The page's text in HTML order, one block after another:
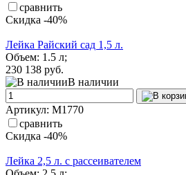
сравнить
Скидка -40%
Лейка Райский сад 1,5 л.
Объем: 1.5 л;
230 138 руб.
В наличии
Артикул: М1770
сравнить
Скидка -40%
Лейка 2,5 л. с рассеивателем